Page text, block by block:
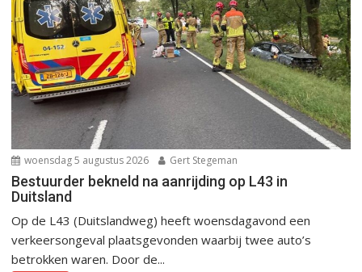
woensdag 5 augustus 2026 Gert Stegeman
Bestuurder bekneld na aanrijding op L43 in
Duitsland
Op de L43 (Duitslandweg) heeft woensdagavond een
verkeersongeval plaatsgevonden waarbij twee auto’s
betrokken waren. Door de...